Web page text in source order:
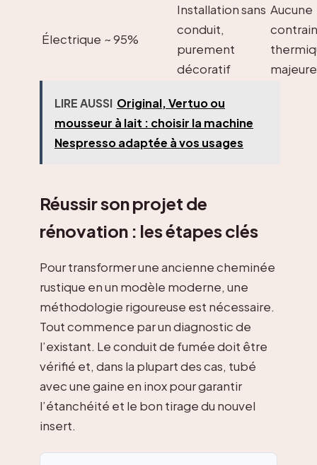
Électrique ~ 95%
Installation sans
conduit,
purement
décoratif
Aucune
majeure
LIRE AUSSI Original, Vertuo ou
mousseur à lait : choisir la machine
Nespresso adaptée à vos usages
Réussir son projet de
rénovation : les étapes clés
Pour transformer une ancienne cheminée
rustique en un modèle moderne, une
méthodologie rigoureuse est nécessaire.
Tout commence par un diagnostic de
l’existant. Le conduit de fumée doit être
vérifié et, dans la plupart des cas, tubé
avec une gaine en inox pour garantir
l’étanchéité et le bon tirage du nouvel
insert.